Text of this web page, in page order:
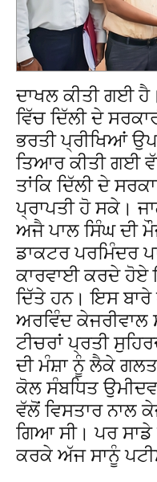
ਦਾਖਲ ਕੀਤੀ ਗਈ
ਵਿੱਚ ਦਿੱਲੀ ਦੇ
ਭਰਤੀ ਪ੍ਰੀਖਿਆਂ
ਤਿਆਰ ਕੀਤੀ ਗਈ
ਤਾਂਕਿ ਦਿੱਲੀ ਦੇ
ਪ੍ਰਾਪਤੀ ਹੋ ਸਕੇ।
ਅਜੈ ਪਾਲ ਸਿੰਘ ਦੀ
ਡਾਕਟਰ ਪਰਮਿੰਦਰ
ਕਾਰਵਾਈ ਕਰਦੇ ਹੋਏ
ਦਿੱਤੇ ਹਨ। ਇਸ ਬਾਰੇ
ਅਰਵਿੰਦ ਕੇਜਰੀਵਾਲ
ਟੀਚਰਾਂ ਪ੍ਰਤੀ
ਦੀ ਮੰਸ਼ਾ ਨੂੰ ਲੈਕੇ
ਕੋਲ ਸੰਬਧਿਤ
ਵੱਲੋਂ ਵਿਸਤਾਰ ਨਾਲ
ਗਿਆ ਸੀ। ਪਰ ਸਾਡੇ
ਕਰਕੇ ਅੱਜ ਸਾਨੂੰ